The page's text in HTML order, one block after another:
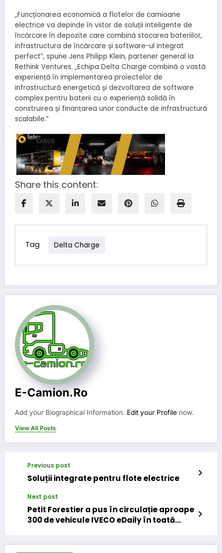
„Funcționarea economică a flotelor de camioane
electrice va depinde în viitor de soluții inteligente de
încărcare în depozite care combină stocarea bateriilor,
infrastructura de încărcare și software-ul integrat
perfect”, spune Jens Philipp Klein, partener general la
Rethink Ventures. „Echipa Delta Charge combină o vastă
experiență în implementarea proiectelor de
infrastructură energetică și dezvoltarea de software
complex pentru baterii cu o experiență solidă în
construirea și finanțarea unor conducte de infrastructură
scalabile.”
Share this content:
Tag Delta Charge
E-Camion.ro
Add your Biographical Information. Edit your Profile now.
View All Posts
Previous post
Soluții integrate pentru flote electrice
Next post
Petit Forestier a pus în circulație aproape
300 de vehicule IVECO eDaily în toată